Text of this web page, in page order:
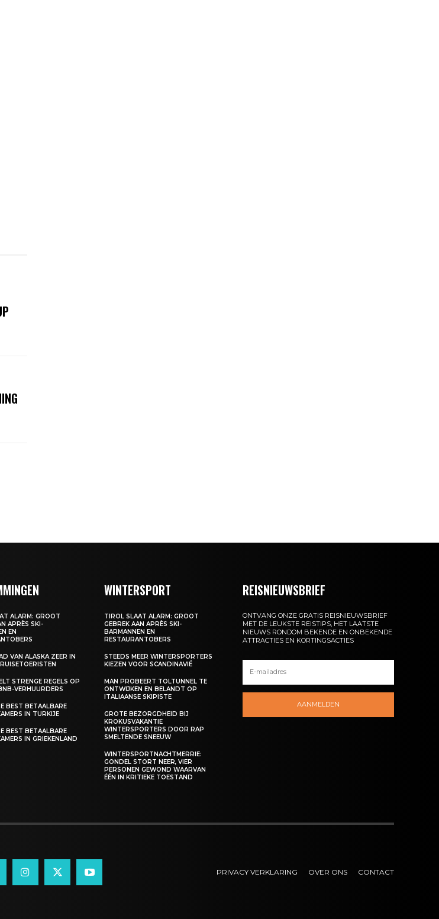
ALARM: GROOT
APRÈS SKI-
EN
VAN ALASKA ZEER IN
STRENGE REGELS OP
VERHUURDERS
BEST BETAALBARE
IN TURKIJE
BEST BETAALBARE
IN GRIEKENLAND
WINTERSPORT
TIROL SLAAT ALARM: GROOT
GEBREK AAN APRÈS SKI-
BARMANNEN EN
RESTAURANTOBERS
STEEDS MEER WINTERSPORTERS
KIEZEN VOOR SCANDINAVIË
MAN PROBEERT TOLTUNNEL TE
ONTWIJKEN EN BELANDT OP
ITALIAANSE SKIPISTE
GROTE BEZORGDHEID BIJ
KROKUSVAKANTIE
WINTERSPORTERS DOOR RAP
SMELTENDE SNEEUW
WINTERSPORTNACHTMERRIE:
GONDEL STORT NEER, VIER
PERSONEN GEWOND WAARVAN
ÉÉN IN KRITIEKE TOESTAND
REISNIEUWSBRIEF
ONTVANG ONZE GRATIS REISNIEUWSBRIEF
MET DE LEUKSTE REISTIPS, HET LAATSTE
NIEUWS RONDOM BEKENDE EN ONBEKENDE
ATTRACTIES EN KORTINGSACTIES
AANMELDEN
PRIVACY VERKLARING OVER ONS CONTACT